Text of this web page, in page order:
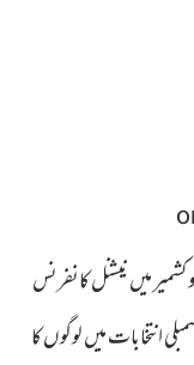
میں نیشنل کانفرنس
انتخابات میں لوگوں کا